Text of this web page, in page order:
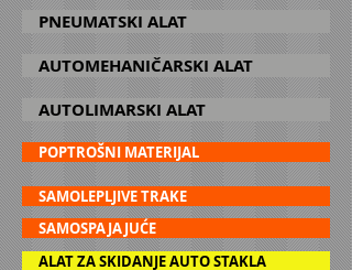
PNEUMATSKI ALAT
AUTOMEHANIČARSKI ALAT
AUTOLIMARSKI ALAT
POPTROŠNI MATERIJAL
SAMOLEPLJIVE TRAKE
SAMOSPAJAJUĆE
ALAT ZA SKIDANJE AUTO STAKLA